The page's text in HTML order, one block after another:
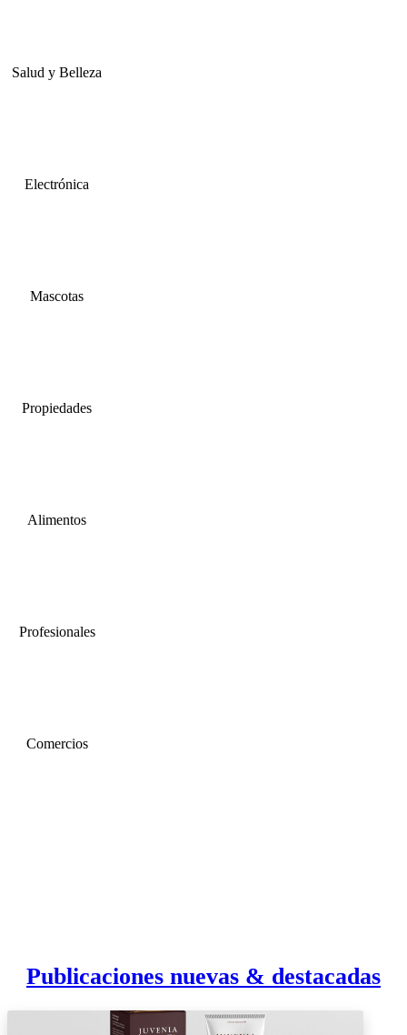
Salud y Belleza
Electrónica
Mascotas
Propiedades
Alimentos
Profesionales
Comercios
Publicaciones nuevas & destacadas